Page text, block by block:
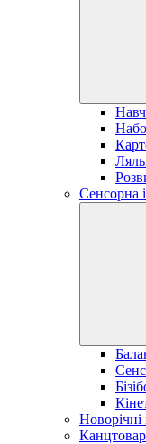
Сенсорна
Новорічні